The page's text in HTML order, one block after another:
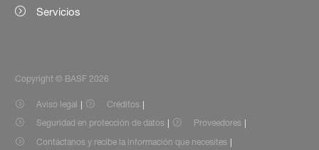
Servicios
Copyright © BASF 2026
Aviso legal
Créditos
Seguridad en protección de datos
Proveedores
Contáctanos y recibe la información que necesites